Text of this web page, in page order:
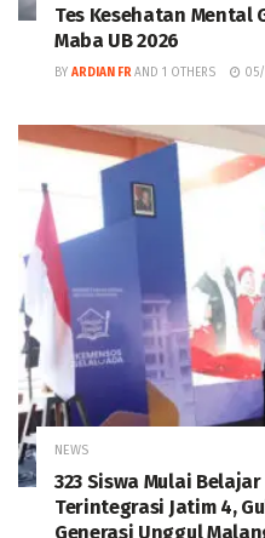
Tes Kesehatan Mental
Maba UB 2026
BY ARDIAN FR AND 1 OTHERS
NEWS
323 Siswa Mulai
Terintegrasi Jatim 4,
Generasi Unggul